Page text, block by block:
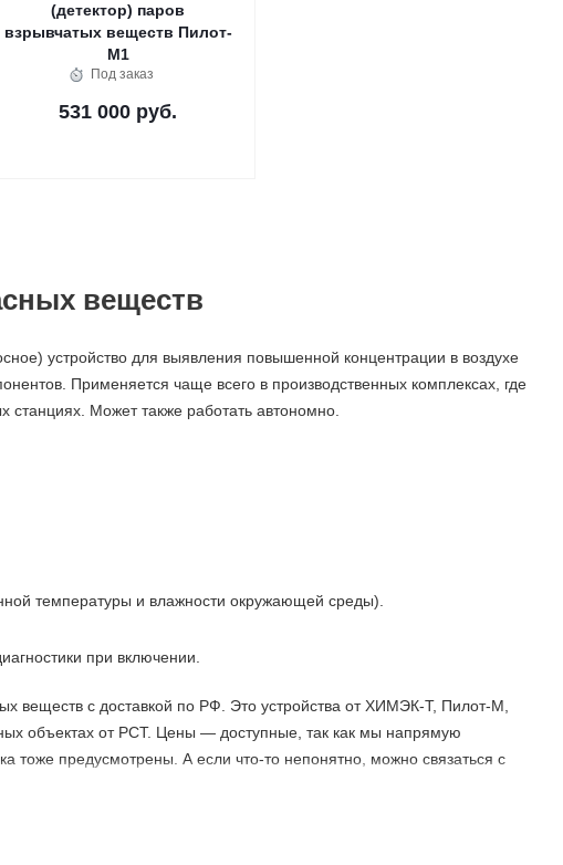
(детектор) паров
взрывчатых веществ Пилот-
М1
Под заказ
531 000 руб.
веществ
устройство для выявления повышенной концентрации в воздухе
Применяется чаще всего в производственных комплексах, где
станциях. Может также работать автономно.
температуры и влажности окружающей среды).
при включении.
веществ с доставкой по РФ. Это устройства от ХИМЭК-Т, Пилот-М,
объектах от РСТ. Цены — доступные, так как мы напрямую
тоже предусмотрены. А если что-то непонятно, можно связаться с